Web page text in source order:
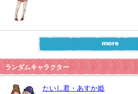
ランダムキャラクター
たいし君・あすか姫